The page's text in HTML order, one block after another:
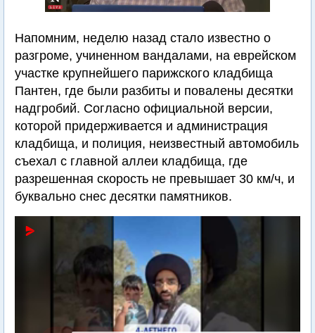
Напомним, неделю назад стало известно о
разгроме, учиненном вандалами, на еврейском
участке крупнейшего парижского кладбища
Пантен, где были разбиты и повалены десятки
надгробий. Согласно официальной версии,
которой придерживается и администрация
кладбища, и полиция, неизвестный автомобиль
съехал с главной аллеи кладбища, где
разрешенная скорость не превышает 30 км/ч, и
буквально снес десятки памятников.